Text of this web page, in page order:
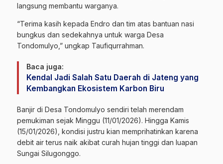
langsung membantu warganya.
“Terima kasih kepada Endro dan tim atas bantuan nasi
bungkus dan sedekahnya untuk warga Desa
Tondomulyo,” ungkap Taufiqurrahman.
Baca juga:
Kendal Jadi Salah Satu Daerah di Jateng yang
Kembangkan Ekosistem Karbon Biru
Banjir di Desa Tondomulyo sendiri telah merendam
pemukiman sejak Minggu (11/01/2026). Hingga Kamis
(15/01/2026), kondisi justru kian memprihatinkan karena
debit air terus naik akibat curah hujan tinggi dan luapan
Sungai Silugonggo.